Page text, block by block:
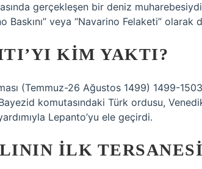
gerçekleşen bir deniz
Baskını” veya “Navarino Felaketi” olarak
KIM YAKTI?
(Temmuz-26 Ağustos 1499) 1499-1503
komutasındaki Türk ordusu,
Lepanto’yu ele geçirdi.
ILK